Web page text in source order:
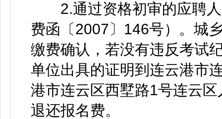
2.通过资格初审的应聘人
费函〔2007〕146号）。城
缴费确认，若没有违反考试
单位出具的证明到连云港市
港市连云区西墅路1号连云
退还报名费。